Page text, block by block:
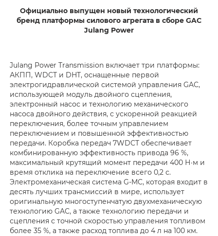
Официально выпущен новый технологический
бренд платформы силового агрегата в сборе GAC
Julang Power
Julang Power Transmission включает три платформы:
АКПП, WDCT и DHT, оснащенные первой
электрогидравлической системой управления GAC,
использующей модуль двойного сцепления,
электронный насос и технологию механического
насоса двойного действия, с ускоренной реакцией
переключения, более точным управлением
переключением и повышенной эффективностью
передачи. Коробка передач 7WDCT обеспечивает
комбинированную эффективность привода 96 %,
максимальный крутящий момент передачи 400 Н·м и
время отклика на переключение всего 0,2 с.
Электромеханическая система G-MC, которая входит в
десять лучших трансмиссий в мире, использует
оригинальную многоступенчатую двухмеханическую
технологию GAC, а также технологию передачи и
сцепления с точной скоростью управления топливом
более 35 %, а также расход топлива до 4 л на 100 км.